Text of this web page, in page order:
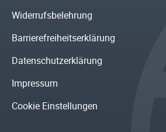
Widerrufsbelehrung
Barrierefreiheitserklärung
Datenschutzerklärung
Impressum
Cookie Einstellungen